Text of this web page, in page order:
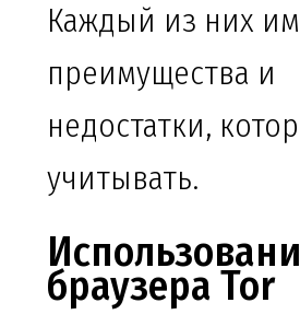
Каждый из них
преимущества и
недостатки,
учитывать.
браузера Tor